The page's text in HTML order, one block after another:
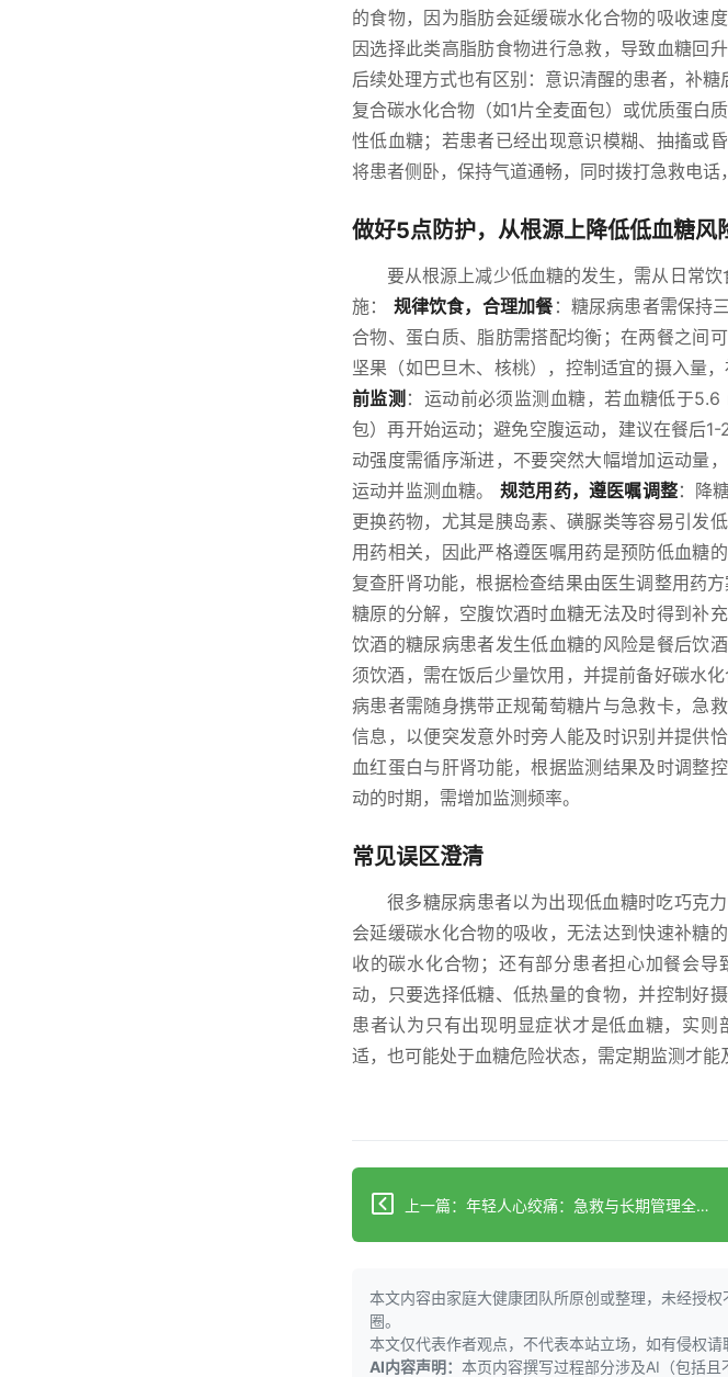
的食物，因为脂肪会延缓碳水化合物的吸收速
因选择此类高脂肪食物进行急救，导致血糖回
后续处理方式也有区别：意识清醒的患者，补
复合碳水化合物（如1片全麦面包）或优质蛋白
性低血糖；若患者已经出现意识模糊、抽搐或
将患者侧卧，保持气道通畅，同时拨打急救电话
做好5点防护，从根源上降低低血糖风
要从根源上减少低血糖的发生，需从日常
施： 规律饮食，合理加餐 ：糖尿病患者需保持
合物、蛋白质、脂肪需搭配均衡；在两餐之间
坚果（如巴旦木、核桃），控制适宜的摄入量
前监测 ：运动前必须监测血糖，若血糖低于
包）再开始运动；避免空腹运动，建议在餐后
动强度需循序渐进，不要突然大幅增加运动量
运动并监测血糖。 规范用药，遵医嘱调整：降
更换药物，尤其是胰岛素、磺脲类等容易引发
用药相关，因此严格遵医嘱用药是预防低血糖
复查肝肾功能，根据检查结果由医生调整用药
糖原的分解，空腹饮酒时血糖无法及时得到补
饮酒的糖尿病患者发生低血糖的风险是餐后饮
须饮酒，需在饭后少量饮用，并提前备好碳水化
病患者需随身携带正规葡萄糖片与急救卡，急
信息，以便突发意外时旁人能及时识别并提供
血红蛋白与肝肾功能，根据监测结果及时调整
动的时期，需增加监测频率。
常见误区澄清
很多糖尿病患者以为出现低血糖时吃巧克
会延缓碳水化合物的吸收，无法达到快速补糖
收的碳水化合物；还有部分患者担心加餐会
动，只要选择低糖、低热量的食物，并控制好
患者认为只有出现明显症状才是低血糖，实
适，也可能处于血糖危险状态，需定期监测才能
上一篇：年轻人心绞痛：急救与长期管理全攻略
本文内容由家庭大健康团队所原创或整理，未经授
圈。
本文仅代表作者观点，不代表本站立场，如有侵权请
AI内容声明： 本页内容撰写过程部分涉及AI（包括